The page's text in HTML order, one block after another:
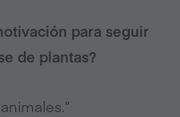
para seguir
de plantas?